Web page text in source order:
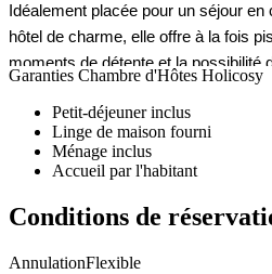
Idéalement placée pour un séjour en
hôtel de charme, elle offre à la fois
moments de détente et la possibilité
Perche, entre châteaux, villages de
Garanties Chambre d'Hôtes Holicosy
Petit-déjeuner inclus
Linge de maison fourni
Ménage inclus
Accueil par l'habitant
Conditions de
AnnulationFlexible